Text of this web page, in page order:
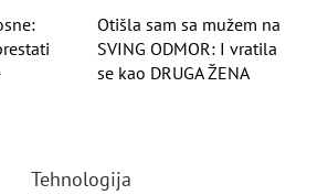
Otišla sam sa mužem na
SVING ODMOR: I vratila
se kao DRUGA ŽENA
Tehnologija